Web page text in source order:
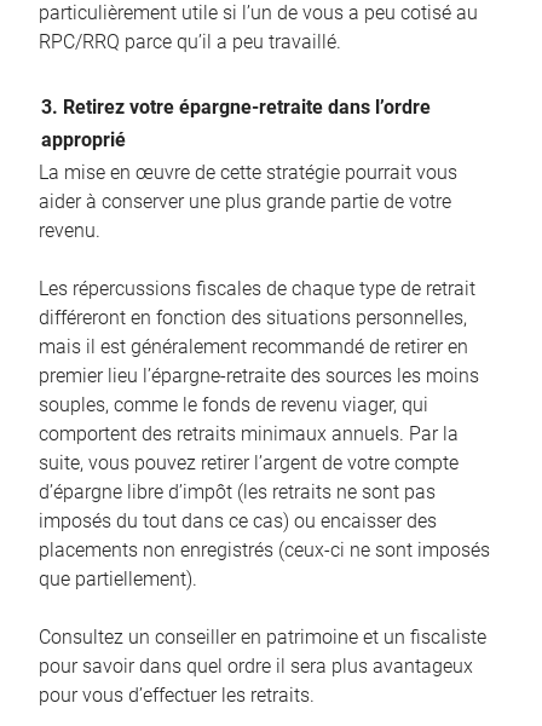
particulièrement utile si l’un de vous a peu cotisé au
RPC/RRQ parce qu’il a peu travaillé.
3. Retirez votre épargne-retraite dans l’ordre
approprié
La mise en œuvre de cette stratégie pourrait vous
aider à conserver une plus grande partie de votre
revenu.
Les répercussions fiscales de chaque type de retrait
différeront en fonction des situations personnelles,
mais il est généralement recommandé de retirer en
premier lieu l’épargne-retraite des sources les moins
souples, comme le fonds de revenu viager, qui
comportent des retraits minimaux annuels. Par la
suite, vous pouvez retirer l’argent de votre compte
d’épargne libre d’impôt (les retraits ne sont pas
imposés du tout dans ce cas) ou encaisser des
placements non enregistrés (ceux-ci ne sont imposés
que partiellement).
Consultez un conseiller en patrimoine et un fiscaliste
pour savoir dans quel ordre il sera plus avantageux
pour vous d’effectuer les retraits.